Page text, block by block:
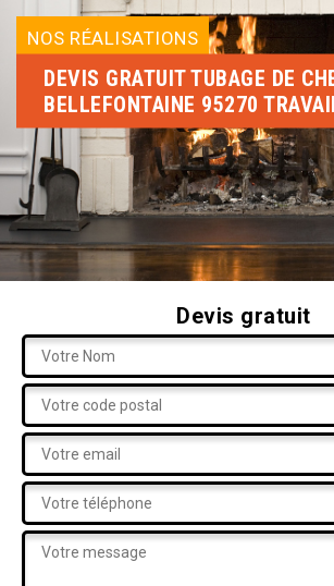
NOS RÉALISATIONS
DEVIS GRATUIT TUBAGE DE
BELLEFONTAINE 95270
Devis gratuit